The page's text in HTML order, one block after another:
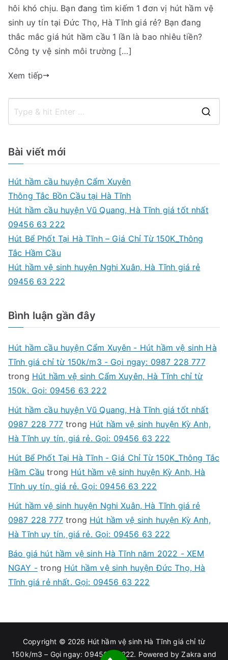
vệ
sinh
huyện
Đức
giá
rẻ
nhất.
09456
hôi khó chịu. Bạn đang tìm kiếm 1 đơn vị hút hầm vệ
sinh uy tín tại Đức Thọ, Hà Tĩnh giá rẻ? Bạn đang
thắc mắc giá hút hầm cầu 1 lần là bao nhiêu tiền?
Công ty vệ sinh môi trường […]
Xem tiếp
Bài viết mới
Hút hầm cầu huyện Cẩm Xuyên
Thông Tắc Bồn Cầu tại Hà Tĩnh
Hút hầm cầu huyện Vũ Quang, Hà Tĩnh giá tốt nhất
09456 63 222
Hút Bể Phốt Tại Hà Tĩnh – Giá Chỉ Từ 150K_Thông
Tắc Hầm Cầu
Hút hầm vệ sinh huyện Nghi Xuân, Hà Tĩnh giá rẻ
09456 63 222
Bình luận gần đây
Hút hầm cầu huyện Cẩm Xuyên - Hút hầm vệ sinh Hà
Tĩnh giá chỉ từ 150k/m3 - Gọi ngay: 0987 228 777
trong Hút hầm vệ sinh Cẩm Xuyên, Hà Tĩnh chỉ từ
150k. Gọi: 09456 63 222
Hút hầm cầu huyện Vũ Quang, Hà Tĩnh giá tốt nhất
0987 228 777trong Hút hầm vệ sinh huyện Kỳ Anh,
Hà Tĩnh uy tín, giá rẻ. Gọi: 09456 63 222
Hút Bể Phốt Tại Hà Tĩnh - Giá Chỉ Từ 150K_Thông Tắc
Hầm Cầu trong Hút hầm vệ sinh huyện Kỳ Anh, Hà
Tĩnh uy tín, giá rẻ. Gọi: 09456 63 222
Hút hầm vệ sinh huyện Nghi Xuân, Hà Tĩnh giá rẻ
0987 228 777trong Hút hầm vệ sinh huyện Kỳ Anh,
Hà Tĩnh uy tín, giá rẻ. Gọi: 09456 63 222
Báo giá hút hầm vệ sinh Hà Tĩnh năm 2022 - XEM
NGAY -trong Hút hầm vệ sinh huyện Đức Thọ, Hà
Tĩnh giá rẻ nhất. Gọi: 09456 63 222
Copyright © 2026 Hút hầm vệ sinh Hà Tĩnh giá chỉ từ
150k/m3 – Gọi ngay: 09456 63 222. Powered byZakra and